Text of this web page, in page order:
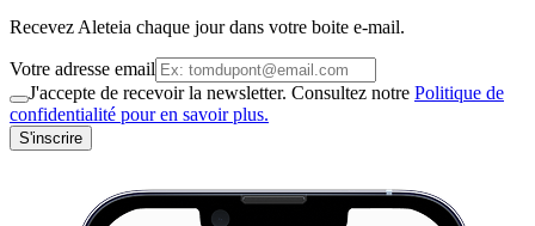
Recevez Aleteia chaque jour dans votre boite e-mail.
Votre adresse email
J'accepte de recevoir la newsletter. Consultez notre Politique de
confidentialité pour en savoir plus.
S'inscrire